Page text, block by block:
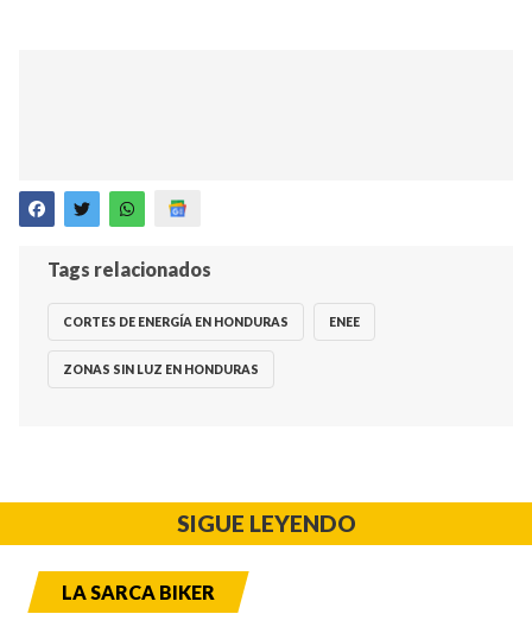
Tags relacionados
CORTES DE ENERGÍA EN HONDURAS ENEE
ZONAS SIN LUZ EN HONDURAS
SIGUE LEYENDO
LA SARCA BIKER